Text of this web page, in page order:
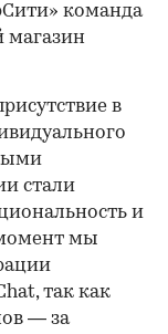
команда
магазин
в
стали
и
мы
так как
— за